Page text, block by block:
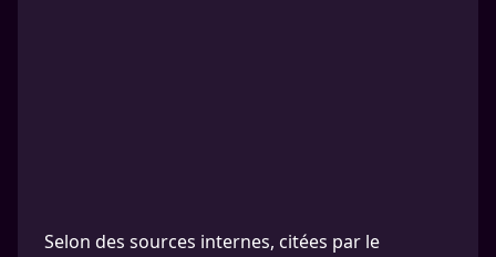
Selon des sources internes, citées par le